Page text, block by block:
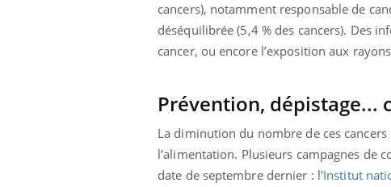
cancers), notamment responsable de
déséquilibrée (5,4 % des cancers). Des
cancer, ou encore l’exposition aux
Prévention, dépistage...
La diminution du nombre de ces cancers
l’alimentation. Plusieurs campagnes de
date de septembre dernier : l'Institut